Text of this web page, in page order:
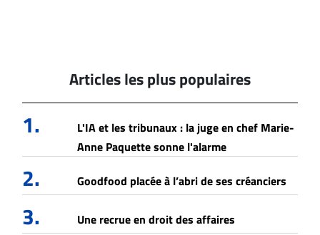
Articles les plus populaires
1.
L'IA et les tribunaux : la juge en chef Marie-
Anne Paquette sonne l'alarme
2. Goodfood placée à l’abri de ses créanciers
3. Une recrue en droit des affaires